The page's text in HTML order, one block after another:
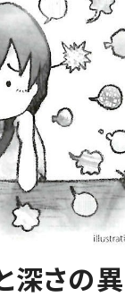
深さの